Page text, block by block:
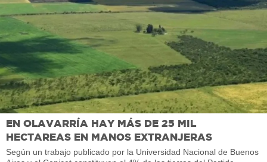
EN OLAVARRÍA HAY MÁS DE 25 MIL
HECTAREAS EN MANOS EXTRANJERAS
Según un trabajo publicado por la Universidad Nacional de Buenos